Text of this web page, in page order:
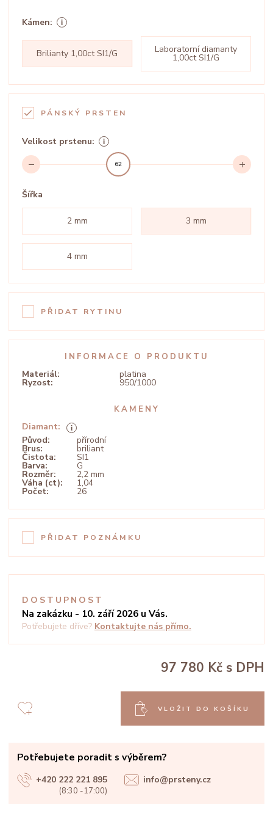
Kámen:
Brilianty 1,00ct SI1/G Laboratorní diamanty
1,00ct SI1/G
PÁNSKÝ PRSTEN
Velikost prstenu:
62
Šířka
2 mm 3 mm
4 mm
PŘIDAT RYTINU
INFORMACE O PRODUKTU
Materiál: platina
Ryzost: 950/1000
KAMENY
Diamant:
Původ:
přírodní
Brus: briliant
Čistota: SI1
Barva: G
Rozměr: 2,2 mm
Váha (ct): 1,04
Počet: 26
PŘIDAT POZNÁMKU
DOSTUPNOST
Na zakázku - 10. září 2026 u Vás.
Potřebujete dříve? Kontaktujte nás přímo.
97 780 Kč s DPH
VLOŽIT DO KOŠÍKU
Potřebujete poradit s výběrem?
+420 222 221 895
(8:30 -17:00)
info@prsteny.cz